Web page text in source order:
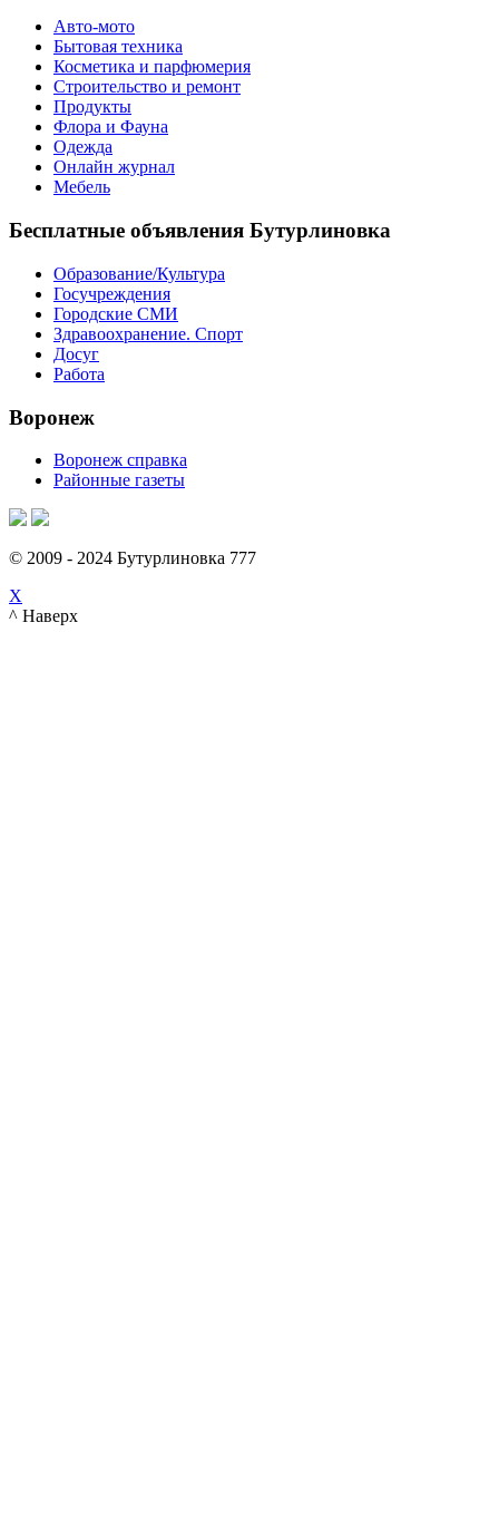
Авто-мото
Бытовая техника
Косметика и парфюмерия
Строительство и ремонт
Продукты
Флора и Фауна
Одежда
Онлайн журнал
Мебель
Бесплатные объявления Бутурлиновка
Образование/Культура
Госучреждения
Городские СМИ
Здравоохранение. Спорт
Досуг
Работа
Воронеж
Воронеж справка
Районные газеты
© 2009 - 2024 Бутурлиновка 777
X
^ Наверх